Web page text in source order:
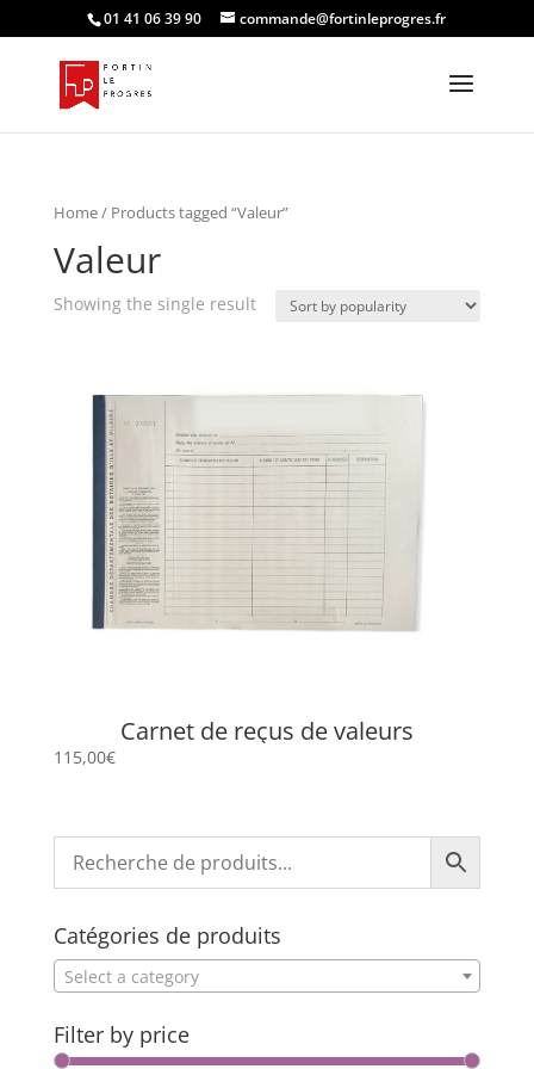
01 41 06 39 90 commande@fortinleprogres.fr
Home/ Products tagged “Valeur”
Valeur
Showing the single result
Carnet de reçus de valeurs
115,00€
Catégories de produits
Select a category
Filter by price